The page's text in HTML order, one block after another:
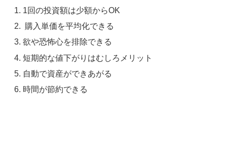
1回の投資額は少額からOK
購入単価を平均化できる
欲や恐怖心を排除できる
短期的な値下がりはむしろメリット
自動で資産ができあがる
時間が節約できる